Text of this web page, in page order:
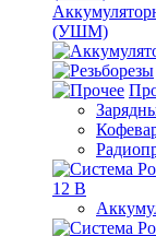
(УШМ)
12 В